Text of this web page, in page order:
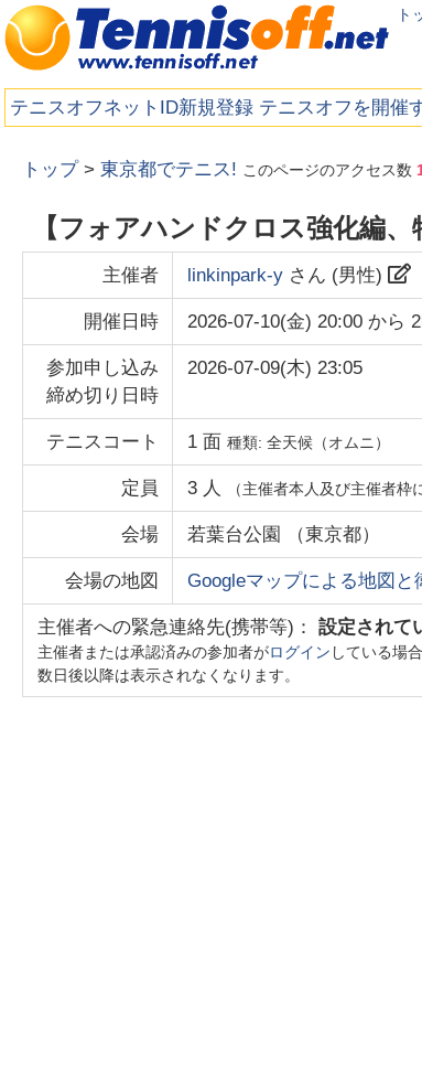
ト
テニスオフネットID新規登録 テニスオフを開催
トップ >東京都でテニス! このページのアクセス数
【フォアハンドクロス強化編
主催者 linkinpark-y さん (男性)
開催日時 2026-07-10(金) 20:00 から
参加申し込み
締め切り日時
2026-07-09(木) 23:05
テニスコート 1 面種類:全天候（オムニ）
定員 3 人 （主催者本人及び主催者枠
会場 若葉台公園 （東京都）
会場の地図 Googleマップによる地図と
主催者への緊急連絡先(携帯等)：設定されて
主催者または承認済みの参加者がログイン している場
数日後以降は表示されなくなります。